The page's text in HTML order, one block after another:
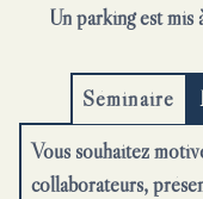
Un parking est
Séminaire
Vous souhaitez
collaborateurs,